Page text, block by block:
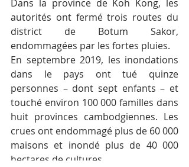
Dans la province de Koh Kong, les
autorités ont fermé trois routes du
district de Botum Sakor,
endommagées par les fortes pluies.
En septembre 2019, les inondations
dans le pays ont tué quinze
personnes – dont sept enfants – et
touché environ 100 000 familles dans
huit provinces cambodgiennes. Les
crues ont endommagé plus de 60 000
maisons et inondé plus de 40 000
hectares de cultures.